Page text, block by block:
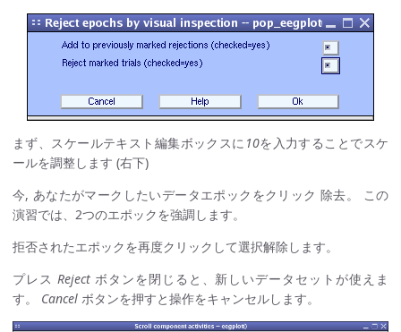
まず、スケールテキスト編集ボックスに 10を入力することでスケ
ールを調整します (右下)
今, あなたがマークしたいデータエポックをクリック 除去。 この
演習では、2つのエポックを強調します。
拒否されたエポックを再度クリックして選択解除します。
プレス Rejectボタンを閉じると、新しいデータセットが使えま
す。 Cancel ボタンを押すと操作をキャンセルします。